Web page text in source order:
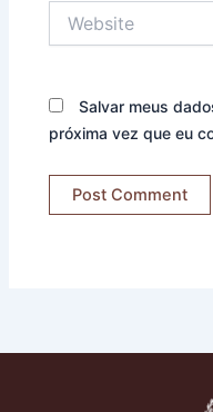
Salvar meus
próxima vez que eu